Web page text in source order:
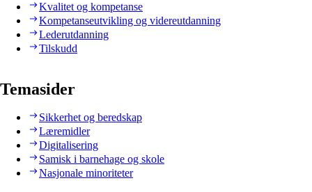
Kvalitet og kompetanse
Kompetanseutvikling og videreutdanning
Lederutdanning
Tilskudd
Temasider
Sikkerhet og beredskap
Læremidler
Digitalisering
Samisk i barnehage og skole
Nasjonale minoriteter